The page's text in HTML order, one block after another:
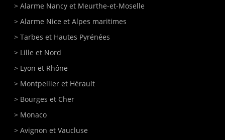
>Alarme Nancy et Meurthe-et-Moselle
>Alarme Nice et Alpes maritimes
>Tarbes et Hautes Pyrénées
> Lille et Nord
> Lyon et Rhône
> Montpellier et Hérault
> Bourges et Cher
> Monaco
>Avignon et Vaucluse